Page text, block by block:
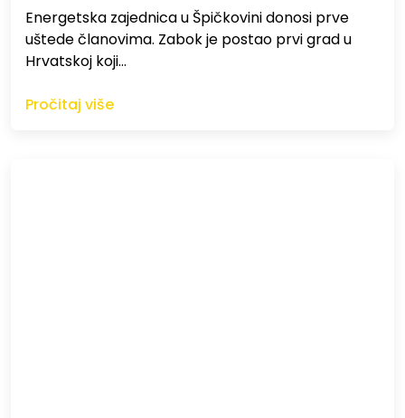
Energetska zajednica u Špičkovini donosi prve
uštede članovima. Zabok je postao prvi grad u
Hrvatskoj koji…
Pročitaj više